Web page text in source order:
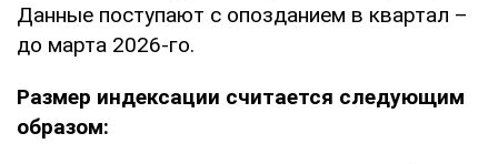
Данные поступают с опозданием в квартал –
до марта 2026-го.
Размер индексации считается следующим
образом: